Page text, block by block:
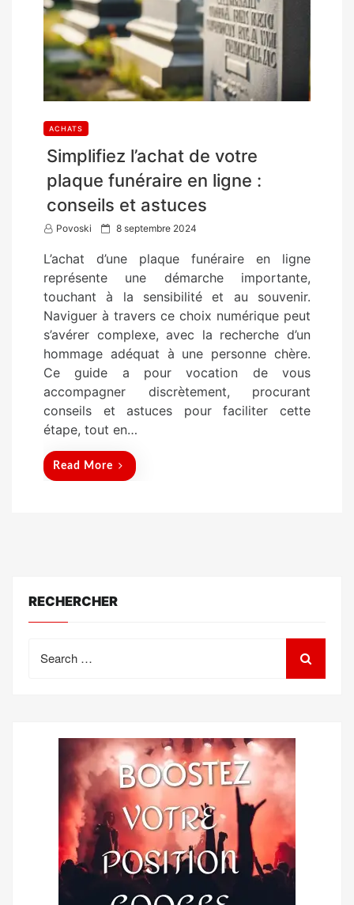
ACHATS
Simplifiez l’achat de votre
plaque funéraire en ligne :
conseils et astuces
Povoski
P
s
e
o
n
8 septembre 2024
L’achat d’une plaque funéraire en ligne
représente une démarche importante,
touchant à la sensibilité et au souvenir.
Naviguer à travers ce choix numérique peut
s’avérer complexe, avec la recherche d’un
hommage adéquat à une personne chère.
Ce guide a pour vocation de vous
accompagner discrètement, procurant
conseils et astuces pour faciliter cette
étape, tout en…
Read More
RECHERCHER
for: